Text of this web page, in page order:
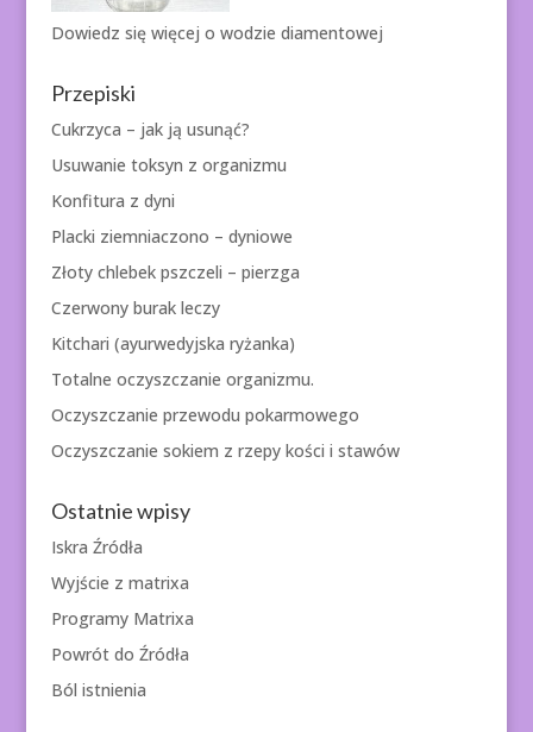
Dowiedz się więcej o wodzie diamentowej
Przepiski
Cukrzyca – jak ją usunąć?
Usuwanie toksyn z organizmu
Konfitura z dyni
Placki ziemniaczono – dyniowe
Złoty chlebek pszczeli – pierzga
Czerwony burak leczy
Kitchari (ayurwedyjska ryżanka)
Totalne oczyszczanie organizmu.
Oczyszczanie przewodu pokarmowego
Oczyszczanie sokiem z rzepy kości i stawów
Ostatnie wpisy
Iskra Źródła
Wyjście z matrixa
Programy Matrixa
Powrót do Źródła
Ból istnienia